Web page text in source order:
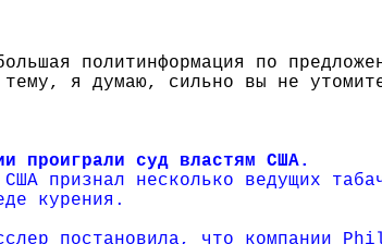
политинформация по
тему, я думаю, сильно вы не
проиграли суд властям США.
признал несколько ведущих
курения.
постановила, что